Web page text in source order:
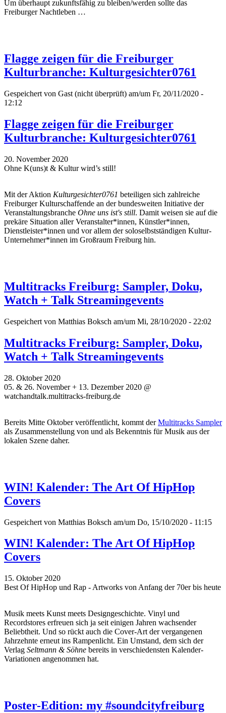
Um überhaupt zukunftsfähig zu bleiben/werden sollte das
Freiburger Nachtleben …
Flagge zeigen für die Freiburger
Kulturbranche: Kulturgesichter0761
Gespeichert von Gast (nicht überprüft) am/um Fr, 20/11/2020 -
12:12
Flagge zeigen für die Freiburger
Kulturbranche: Kulturgesichter0761
20. November 2020
Ohne K(uns)t & Kultur wird’s still!
Mit der Aktion Kulturgesichter0761 beteiligen sich zahlreiche
Freiburger Kulturschaffende an der bundesweiten Initiative der
Veranstaltungsbranche Ohne uns ist's still. Damit weisen sie auf die
prekäre Situation aller Veranstalter*innen, Künstler*innen,
Dienstleister*innen und vor allem der soloselbstständigen Kultur-
Unternehmer*innen im Großraum Freiburg hin.
Multitracks Freiburg: Sampler, Doku,
Watch + Talk Streamingevents
Gespeichert von Matthias Boksch am/um Mi, 28/10/2020 - 22:02
Multitracks Freiburg: Sampler, Doku,
Watch + Talk Streamingevents
28. Oktober 2020
05. & 26. November + 13. Dezember 2020 @
watchandtalk.multitracks-freiburg.de
Bereits Mitte Oktober veröffentlicht, kommt derMultitracks Sampler
als Zusammenstellung von und als Bekenntnis für Musik aus der
lokalen Szene daher.
WIN! Kalender: The Art Of HipHop
Covers
Gespeichert von Matthias Boksch am/um Do, 15/10/2020 - 11:15
WIN! Kalender: The Art Of HipHop
Covers
15. Oktober 2020
Best Of HipHop und Rap - Artworks von Anfang der 70er bis heute
Musik meets Kunst meets Designgeschichte. Vinyl und
Recordstores erfreuen sich ja seit einigen Jahren wachsender
Beliebtheit. Und so rückt auch die Cover-Art der vergangenen
Jahrzehnte erneut ins Rampenlicht. Ein Umstand, dem sich der
Verlag Seltmann & Söhne bereits in verschiedensten Kalender-
Variationen angenommen hat.
Poster-Edition: my #soundcityfreiburg